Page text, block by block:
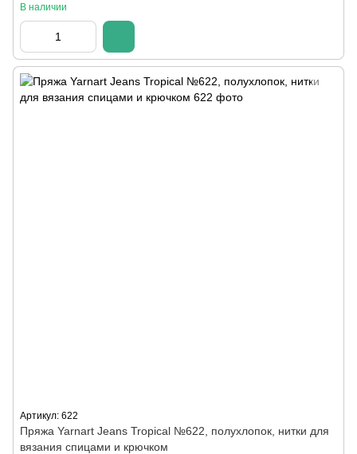
В наличии
Артикул: 622
Пряжа Yarnart Jeans Tropical №622, полухлопок, нитки для
вязания спицами и крючком